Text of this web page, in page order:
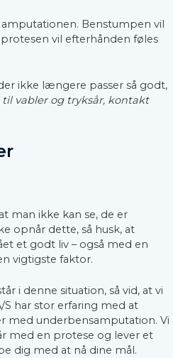
Benstumpen vil
vil efterhånden føles
ikke længere passer så godt,
vabler og tryksår, kontakt
man ikke kan se, de er
opnår dette, så husk, at
et godt liv – også med en
vigtigste faktor.
i denne situation, så vid, at vi
S har stor erfaring med at
med underbensamputation. Vi
med en protese og lever et
dig med at nå dine mål.